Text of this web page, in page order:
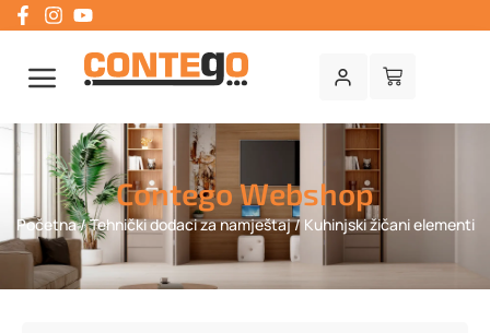
Contego Webshop
Početna/Tehnički dodaci za namještaj/ Kuhinjski žičani elementi